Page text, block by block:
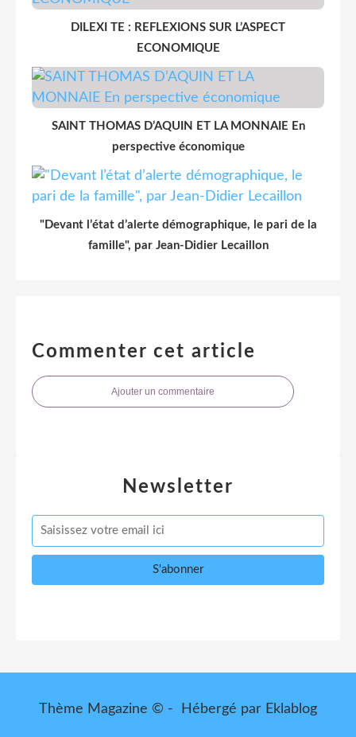
DILEXI TE : REFLEXIONS SUR L’ASPECT
ECONOMIQUE
SAINT THOMAS D’AQUIN ET LA MONNAIE En
perspective économique
"Devant l’état d’alerte démographique, le pari de la
famille", par Jean-Didier Lecaillon
Commenter cet article
Ajouter un commentaire
Newsletter
Thème Magazine © - Hébergé par Eklablog